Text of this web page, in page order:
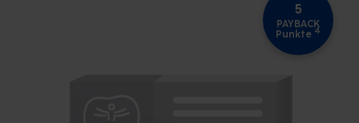
5
PAYBACK
Punkte 4